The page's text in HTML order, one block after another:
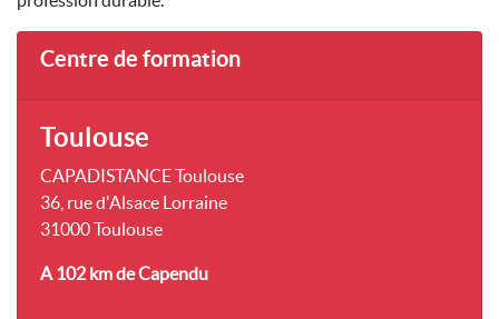
Centre de formation
Toulouse
CAPADISTANCE Toulouse
36, rue d'Alsace Lorraine
31000 Toulouse
A 102 kmde Capendu